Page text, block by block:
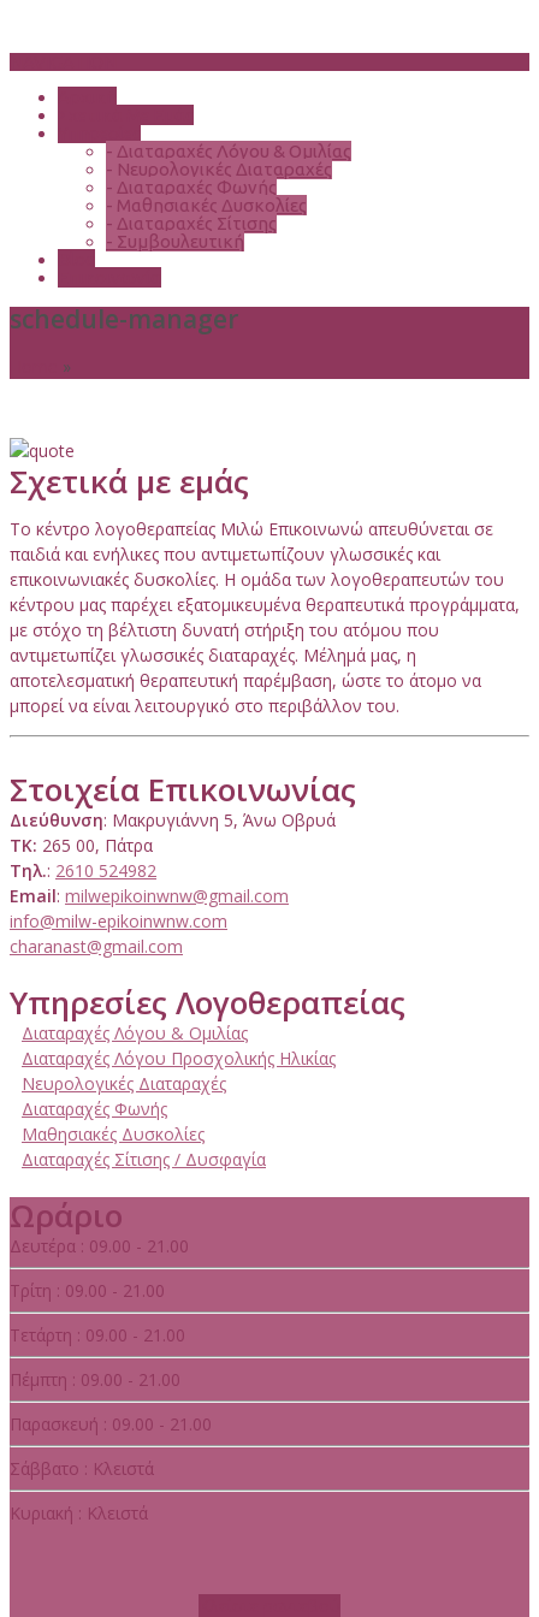
- Διαταραχές Λόγου & Ομιλίας
- Νευρολογικές Διαταραχές
- Διαταραχές Φωνής
- Μαθησιακές Δυσκολίες
- Διαταραχές Σίτισης
- Συμβουλευτική
schedule-manager
»
Σχετικά με εμάς
Το κέντρο λογοθεραπείας Μιλώ Επικοινωνώ απευθύνεται σε
παιδιά και ενήλικες που αντιμετωπίζουν γλωσσικές και
επικοινωνιακές δυσκολίες. Η ομάδα των λογοθεραπευτών του
κέντρου μας παρέχει εξατομικευμένα θεραπευτικά προγράμματα,
με στόχο τη βέλτιστη δυνατή στήριξη του ατόμου που
αντιμετωπίζει γλωσσικές διαταραχές. Μέλημά μας, η
αποτελεσματική θεραπευτική παρέμβαση, ώστε το άτομο να
μπορεί να είναι λειτουργικό στο περιβάλλον του.
Στοιχεία Επικοινωνίας
Διεύθυνση: Μακρυγιάννη 5, Άνω Οβρυά
ΤΚ: 265 00, Πάτρα
Τηλ.: 2610 524982
Email: milwepikoinwnw@gmail.com
info@milw-epikoinwnw.com
charanast@gmail.com
Υπηρεσίες Λογοθεραπείας
Διαταραχές Λόγου & Ομιλίας
Διαταραχές Λόγου Προσχολικής Ηλικίας
Νευρολογικές Διαταραχές
Διαταραχές Φωνής
Μαθησιακές Δυσκολίες
Διαταραχές Σίτισης / Δυσφαγία
Ωράριο
Δευτέρα : 09.00 - 21.00
Τρίτη : 09.00 - 21.00
Τετάρτη : 09.00 - 21.00
Πέμπτη : 09.00 - 21.00
Παρασκευή : 09.00 - 21.00
Σάββατο : Κλειστά
Κυριακή : Κλειστά